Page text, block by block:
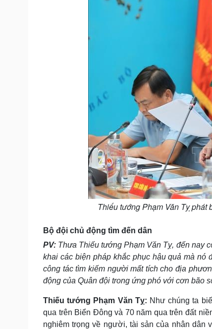
Thiếu tướng Phạm Văn Tỵ phát
Bộ đội chủ động tìm đến dân
PV: Thưa Thiếu tướng Phạm Văn Tỵ, đến nay
khai các biện pháp khắc phục hậu quả mà
công tác tìm kiếm người mất tích cho địa
động của Quân đội trong ứng phó với cơn bão
Thiếu tướng Phạm Văn Tỵ: Như chúng ta
qua trên Biển Đông và 70 năm qua trên đất
nghiêm trọng về người, tài sản của nhân